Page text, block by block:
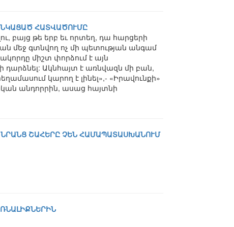
ՀԱՏՎԱԾՈՒՄԸ
բայց թե երբ եւ որտեղ, դա հարցերի
մեջ գտնվող ոչ մի պետության անգամ
միշտ փորձում է այն
Ակնհայտ է առնվազն մի բան,
կարող է լինել»,- «Իրավունքի»
անդորրին, ասաց հայտնի
ՇԱՀԵՐԸ ՉԵՆ ՀԱՄԱՊԱՏԱՍԽԱՆՈՒՄ